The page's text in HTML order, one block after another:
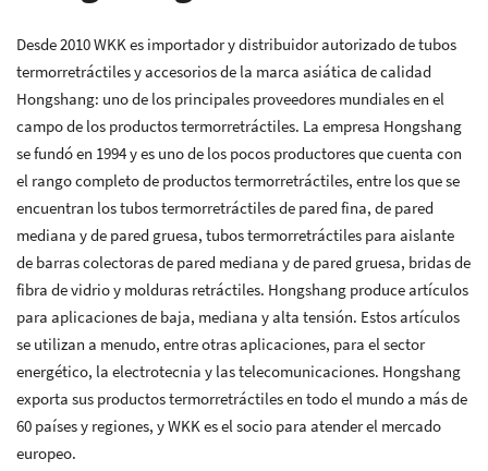
Desde 2010 WKK es importador y distribuidor autorizado de tubos
termorretráctiles y accesorios de la marca asiática de calidad
Hongshang: uno de los principales proveedores mundiales en el
campo de los productos termorretráctiles. La empresa Hongshang
se fundó en 1994 y es uno de los pocos productores que cuenta con
el rango completo de productos termorretráctiles, entre los que se
encuentran los tubos termorretráctiles de pared fina, de pared
mediana y de pared gruesa, tubos termorretráctiles para aislante
de barras colectoras de pared mediana y de pared gruesa, bridas de
fibra de vidrio y molduras retráctiles. Hongshang produce artículos
para aplicaciones de baja, mediana y alta tensión. Estos artículos
se utilizan a menudo, entre otras aplicaciones, para el sector
energético, la electrotecnia y las telecomunicaciones. Hongshang
exporta sus productos termorretráctiles en todo el mundo a más de
60 países y regiones, y WKK es el socio para atender el mercado
europeo.